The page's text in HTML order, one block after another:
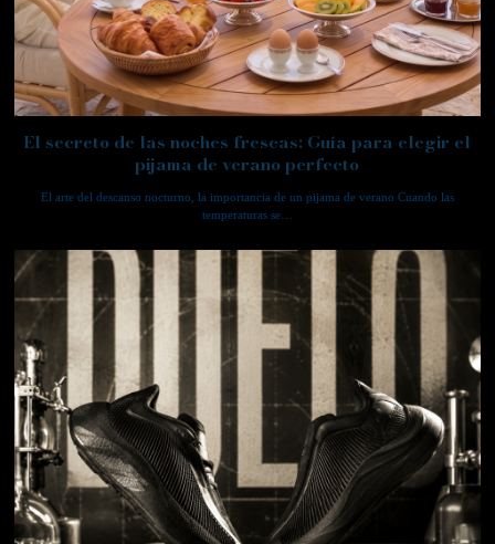
El secreto de las noches frescas: Guía para elegir el
pijama de verano perfecto
El arte del descanso nocturno, la importancia de un pijama de verano Cuando las
temperaturas se…